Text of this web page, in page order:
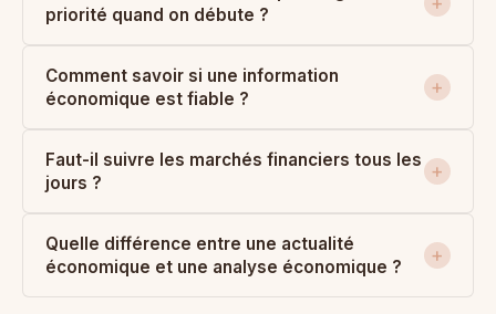
priorité quand on débute ?
Comment savoir si une information
économique est fiable ?
Faut-il suivre les marchés financiers tous les
jours ?
Quelle différence entre une actualité
économique et une analyse économique ?